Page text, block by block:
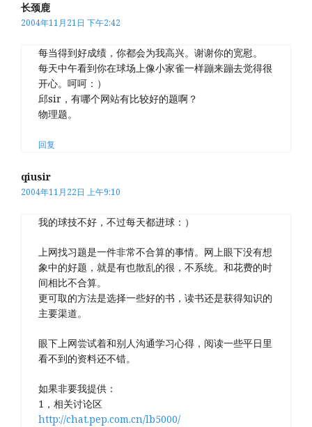
长颈鹿
2004年11月21日 下午2:42
每当得到好成绩，你都会为我高兴。谢谢你的宽慰。
每天中午看到你在球场上像小家雀一样蹦来蹦去觉得很
开心。呵呵：）
邱sir，有哪个网站有比较好的题啊？
物理题。
回复
qiusir
2004年11月22日 上午9:10
我的球技不好，不过每天都进球：）
上网找习题是一件非常不合算的事情。网上眼下没有想
象中的好题，就是有也散乱的很，不系统。和花费的时
间相比不合算。
更可取的方法是选择一些好的书，读书还是获得知识的
主要渠道。
眼下上网尝试着和别人沟通学习心得，阅读一些平日里
看不到的资料还不错。
如果非要我提供：
1，相关讨论区
http://chat.pep.com.cn/lb5000/